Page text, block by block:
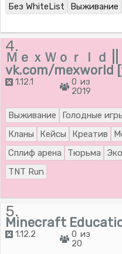
Без WhiteList Выживание
4.
ＭｅｘＷｏｒｌｄ
vk.com/mexworld
1.12.1
0 из
2019
Выживание Голодные
Кланы
Кейсы Креатив
Сплиф арена
Тюрьма
TNT Run
5.
Minecraft
1.12.2
0 из
20